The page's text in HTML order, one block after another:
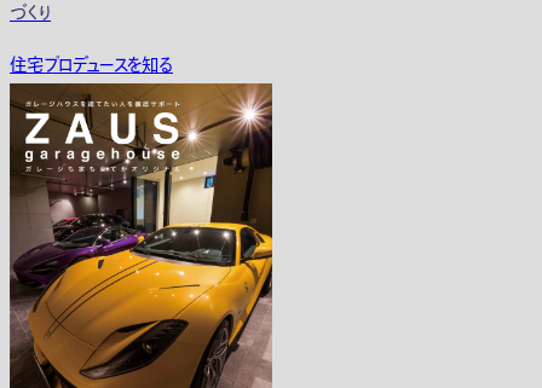
づくり
住宅プロデュースを知る